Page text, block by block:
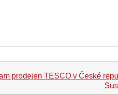
prodejen TESCO v České